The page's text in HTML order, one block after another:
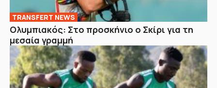
TRANSFERT NEWS
Ολυμπιακός: Στο προσκήνιο ο Σκίρι για τη
μεσαία γραμμή